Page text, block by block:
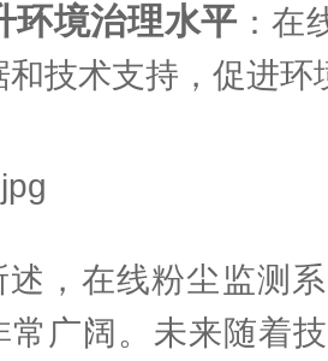
环境治理水平 ：
和技术支持，促进环
述，在线粉尘监测
常广阔。未来随着